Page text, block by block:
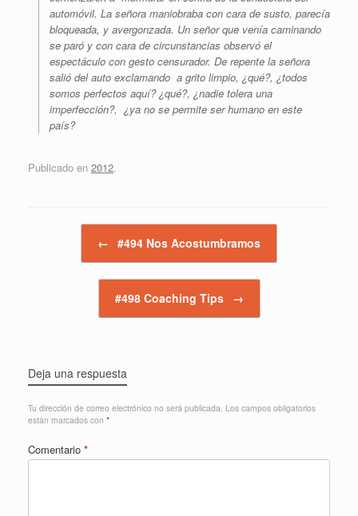
automóvil. La señora maniobraba con cara de susto, parecía
bloqueada, y avergonzada. Un señor que venía caminando
se paró y con cara de circunstancias observó el
espectáculo con gesto censurador. De repente la señora
salió del auto exclamando a grito limpio, ¿qué?, ¿todos
somos perfectos aquí? ¿qué?, ¿nadie tolera una
imperfección?, ¿ya no se permite ser humano en este
país?
Publicado en 2012.
← #494 Nos Acostumbramos
#498 Coaching Tips →
Deja una respuesta
Tu dirección de correo electrónico no será publicada. Los campos obligatorios
están marcados con *
Comentario *